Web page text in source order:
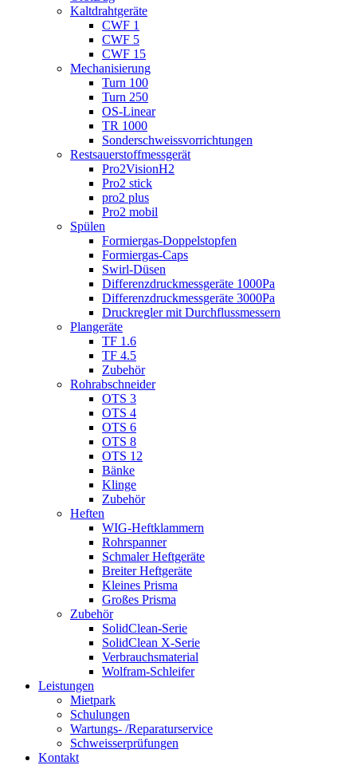
Kaltdrahtgeräte
CWF 1
CWF 5
CWF 15
Mechanisierung
Turn 100
Turn 250
OS-Linear
TR 1000
Sonderschweiss­vorrichtungen
Restsauerstoff­­messgerät
Pro2VisionH2
Pro2 stick
pro2 plus
Pro2 mobil
Spülen
Formiergas-Doppelstopfen
Formiergas-Caps
Swirl-Düsen
Differenzdruckmessgeräte 1000Pa
Differenzdruckmessgeräte 3000Pa
Druckregler mit Durchflussmessern
Plangeräte
TF 1.6
TF 4.5
Zubehör
Rohrabschneider
OTS 3
OTS 4
OTS 6
OTS 8
OTS 12
Bänke
Klinge
Zubehör
Heften
WIG-Heftklammern
Rohrspanner
Schmaler Heftgeräte
Breiter Heftgeräte
Kleines Prisma
Großes Prisma
Zubehör
SolidClean-Serie
SolidClean X-Serie
Verbrauchsmaterial
Wolfram-Schleifer
Leistungen
Mietpark
Schulungen
Wartungs- /Reparaturservice
Schweisserprüfungen
Kontakt